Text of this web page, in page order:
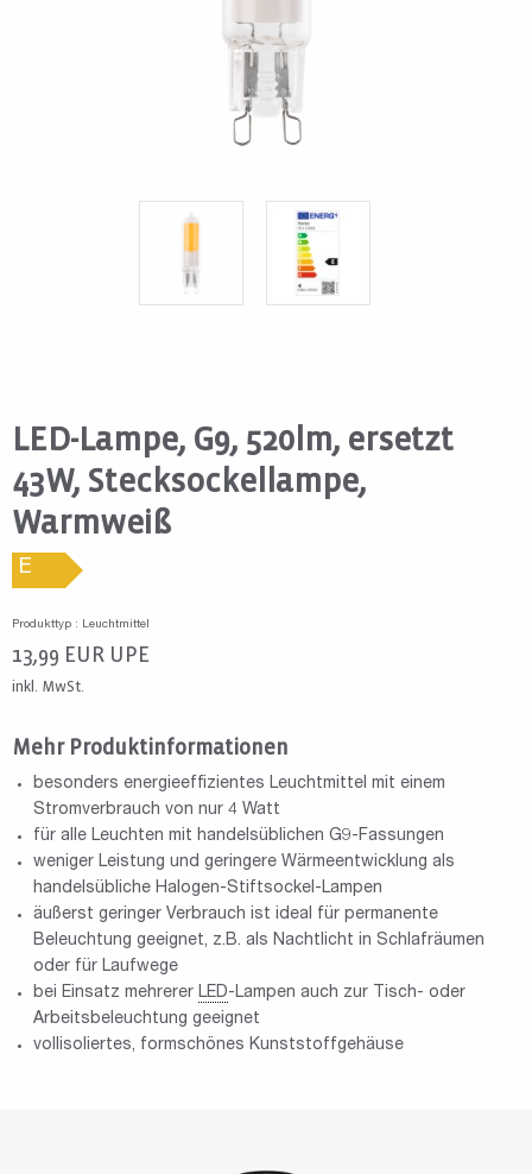
LED-Lampe, G9, 520lm, ersetzt
43W, Stecksockellampe,
Warmweiß
E
Produkttyp : Leuchtmittel
13,99 EUR UPE
inkl. MwSt.
Mehr Produktinformationen
besonders energieeffizientes Leuchtmittel mit einem
Stromverbrauch von nur 4 Watt
für alle Leuchten mit handelsüblichen G9-Fassungen
weniger Leistung und geringere Wärmeentwicklung als
handelsübliche Halogen-Stiftsockel-Lampen
äußerst geringer Verbrauch ist ideal für permanente
Beleuchtung geeignet, z.B. als Nachtlicht in Schlafräumen
oder für Laufwege
bei Einsatz mehrerer LED-Lampen auch zur Tisch- oder
Arbeitsbeleuchtung geeignet
vollisoliertes, formschönes Kunststoffgehäuse